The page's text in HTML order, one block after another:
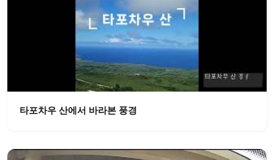
타포차우 산에서 바라본 풍경